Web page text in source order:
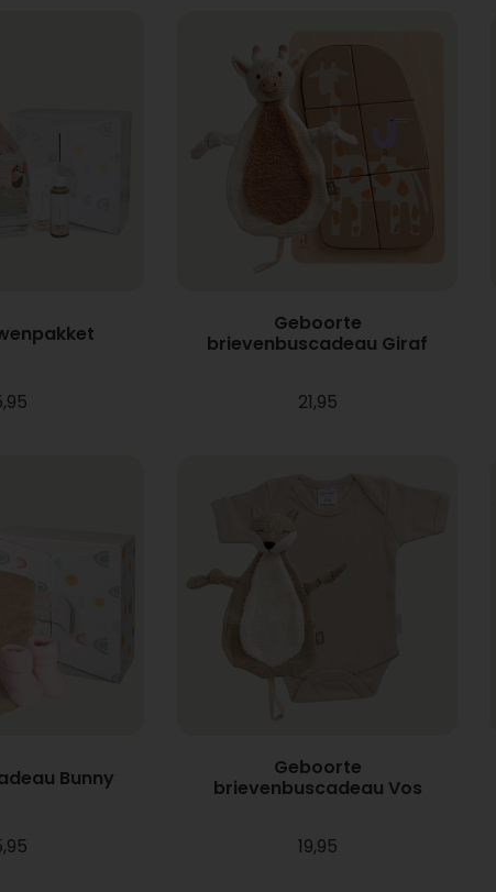
Geboorte
brievenbuscadeau Giraf
21,95
Bunny
Geboorte
brievenbuscadeau Vos
19,95